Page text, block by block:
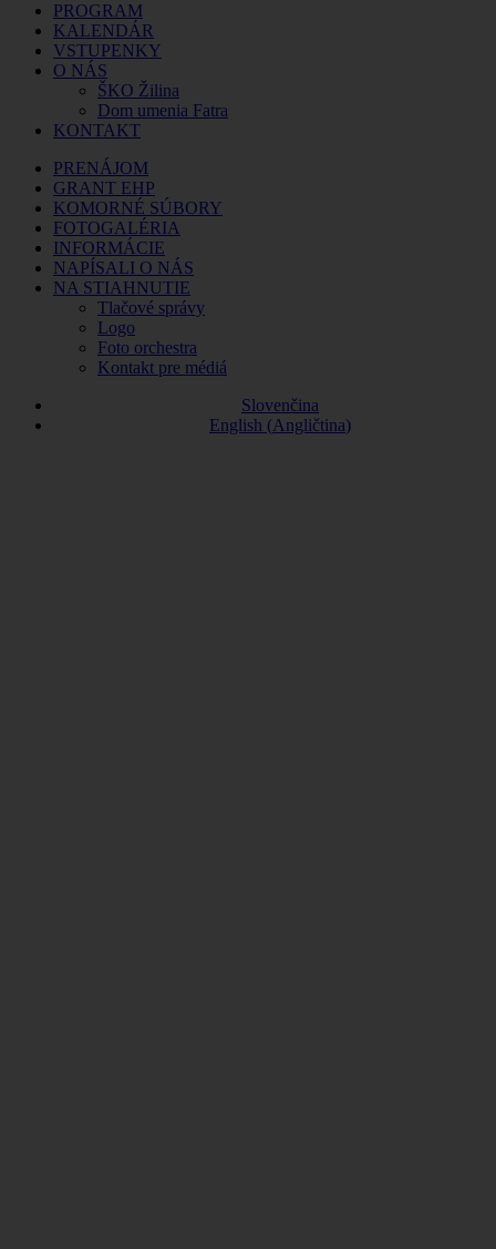
PROGRAM
KALENDÁR
VSTUPENKY
O NÁS
ŠKO Žilina
Dom umenia Fatra
KONTAKT
PRENÁJOM
GRANT EHP
KOMORNÉ SÚBORY
FOTOGALÉRIA
INFORMÁCIE
NAPÍSALI O NÁS
NA STIAHNUTIE
Tlačové správy
Logo
Foto orchestra
Kontakt pre médiá
Slovenčina
English (Angličtina)